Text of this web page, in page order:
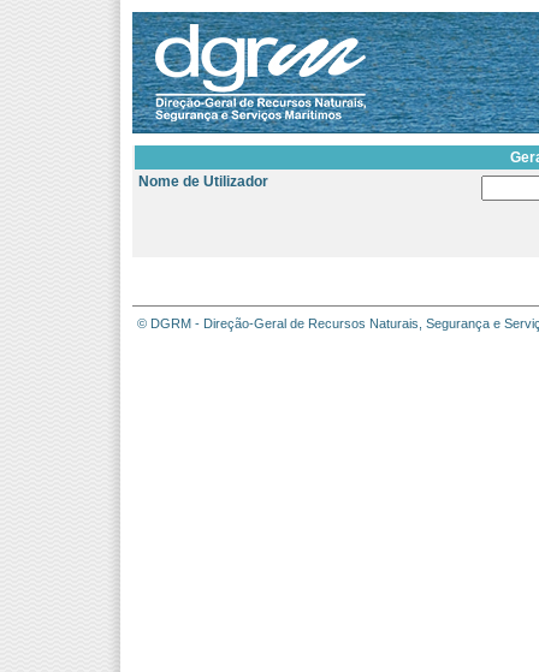
Nome de Utilizador
© DGRM - Direção-Geral de Recursos Naturais, Segurança e